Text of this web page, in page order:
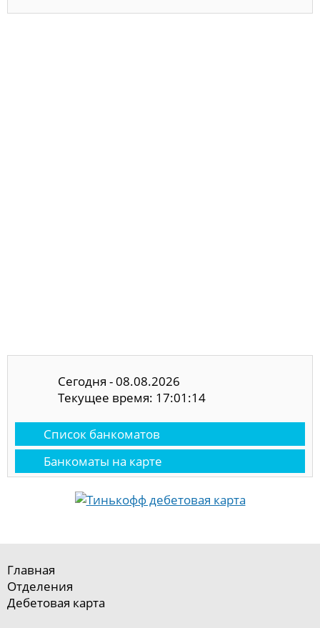
Сегодня - 08.08.2026
Текущее время: 17:01:15
Список банкоматов
Банкоматы на карте
Главная
Отделения
Дебетовая карта